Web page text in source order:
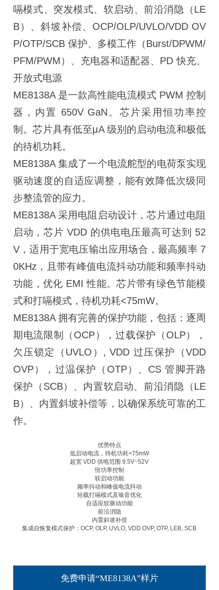
嗝模式、突发模式、软启动、前沿消隐（LE
B）、斜坡补偿、OCP/OLP/UVLO/VDD OV
P/OTP/SCB 保护、多模工作（Burst/DPWM/
PFM/PWM）、充电器和适配器、PD 快充、
开放式电源
ME8138A 是一款高性能电流模式 PWM 控制
器，内置 650V GaN。芯片采用恒功率控
制。芯片具有低至μA 级别的启动电流和极低
的待机功耗。
ME8138A 集成了一个电流舵型的电荷泵实现
驱动速度的自适应调整，能有效降低次级同
步整流管的应力。
ME8138A 采用电阻启动设计，芯片通过电阻
启动，芯片 VDD 的供电电压最高可达到 52
V，适用于宽电压输出应用场合，最高频率 7
0KHz，且带有峰值电流抖动功能和频率抖动
功能，优化 EMI 性能。芯片带有绿色节能模
式和打嗝模式，待机功耗<75mW。
ME8138A 拥有完善的保护功能，包括：逐周
期电流限制（OCP），过载保护（OLP），
欠压锁定（UVLO）, VDD 过压保护（VDD
OVP），过温保护（OTP）、CS 管脚开路
保护（SCB）、内置软启动、前沿消隐（LE
B）、内置斜坡补偿等，以确保系统可靠的工
作。
优势特点
低启动电流，待机功耗<75mW
超宽 VDD 供电范围 9.5V~52V
恒功率控制
软启动功能
频率抖动和峰值电流抖动
轻载打嗝模式及噪音优化
自适应软驱动功能
前沿消隐
内置斜坡补偿
集成自恢复模式保护：OCP, OLP, UVLO, VDD OVP, OTP, LEB, SCB
免费申请“ME8138A”样片